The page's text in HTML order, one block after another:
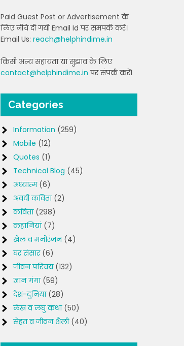
Paid Guest Post or Advertisement के
लिए नीचे दी गयी Email Id पर समपर्क करें।
Email Us: reach@helphindime.in
किसी अन्य सहायता या सुझाव के लिए
contact@helphindime.in पर संपर्क करें।
Categories
Information (259)
Mobile (12)
Quotes (1)
Technical Blog (45)
अध्यात्म(6)
अवधी कविता(2)
कविता(298)
कहानियां(7)
खेल व मनोरंजन(4)
घर संसार(6)
जीवन परिचय(132)
ज्ञान गंगा(59)
देश-दुनिया(28)
लेख व लघु कथा(50)
सेहत व जीवन शैली(40)